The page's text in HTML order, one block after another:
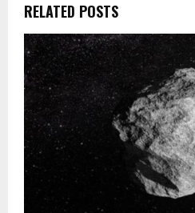
RELATED POSTS